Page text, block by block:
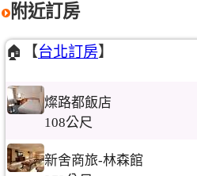
附近訂房
🏠【台北訂房】
燦路都飯店
108公尺
新舍商旅-林森館